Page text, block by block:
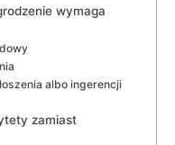
wymaga
albo ingerencji
zamiast